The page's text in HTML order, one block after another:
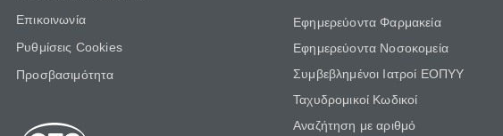
Επικοινωνία
Ρυθμίσεις Cookies
Προσβασιμότητα
Εφημερεύοντα Φαρμακεία
Εφημερεύοντα Νοσοκομεία
Συμβεβλημένοι Ιατροί ΕΟΠΥΥ
Ταχυδρομικοί Κωδικοί
Αναζήτηση με αριθμό